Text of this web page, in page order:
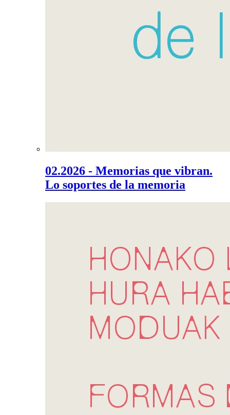
02.2026 - Memorias que vibran.
Lo soportes de la memoria